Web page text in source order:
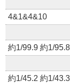
4&1&4&10
約1/99.9 約1/
約1/45.2 約1/